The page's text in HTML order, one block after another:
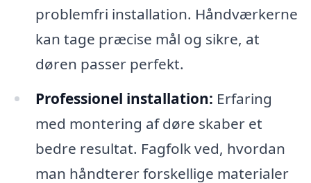
problemfri installation. Håndværkerne
kan tage præcise mål og sikre, at
døren passer perfekt.
Professionel installation: Erfaring
med montering af døre skaber et
bedre resultat. Fagfolk ved, hvordan
man håndterer forskellige materialer